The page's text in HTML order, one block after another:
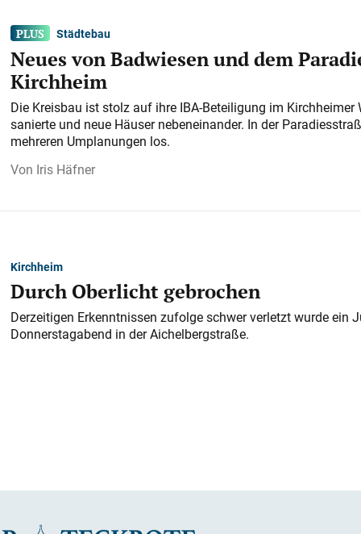
Städtebau
Neues von Badwiesen und dem
Kirchheim
Die Kreisbau ist stolz auf ihre IBA-Beteiligung im Kirchheimer
sanierte und neue Häuser nebeneinander. In der
mehreren Umplanungen los.
Iris Häfner
Kirchheim
Durch Oberlicht gebrochen
Derzeitigen Erkenntnissen zufolge schwer verletzt wurde ein
Donnerstagabend in der Aichelbergstraße.